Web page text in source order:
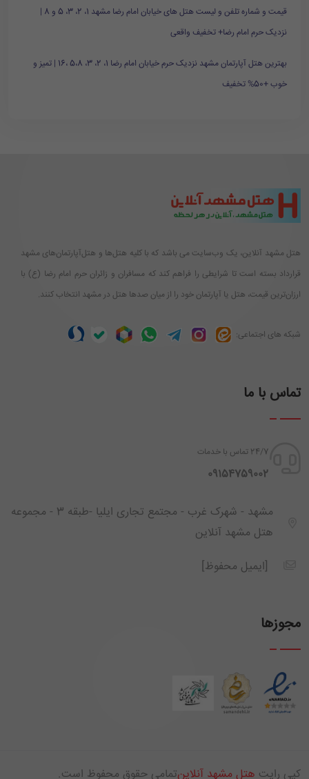
قیمت و شماره تلفن و لیست هتل های خیابان امام رضا مشهد 1، 2، 3، 5 و 8 |
نزدیک حرم امام رضا+ تخفیف واقعی
بهترین هتل آپارتمان مشهد نزدیک حرم خیابان امام رضا 1، 2، 3، 5،8 ،16 | تمیز و
خوب +50% تخفیف
هتل مشهد آنلاین، یک وب‌سایت می باشد که با کلیه هتل‌ها و هتل‌آپارتمان‌های مشهد
قرارداد بسته است تا شرایطی را فراهم کند که مسافران و زائران حرم امام رضا (ع) با
ارزان‌ترین قیمت، هتل یا آپارتمان خود را از میان صدها هتل در مشهد انتخاب کنند.
شبکه های اجتماعی:
تماس با ما
24/7 تماس با خدمات
‪ 09154759002
مشهد - شهرک غرب - مجتمع تجاری ایلیا -طبقه 3 - مجموعه
هتل مشهد آنلاین
[ایمیل محفوظ]
مجوزها
کپی رایت هتل مشهد آنلاینتمامی حقوق محفوظ است.